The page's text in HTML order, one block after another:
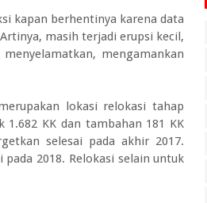
kapan berhentinya karena data
masih terjadi erupsi kecil,
mengamankan
lokasi relokasi tahap
KK dan tambahan 181 KK
selesai pada akhir 2017.
2018. Relokasi selain untuk